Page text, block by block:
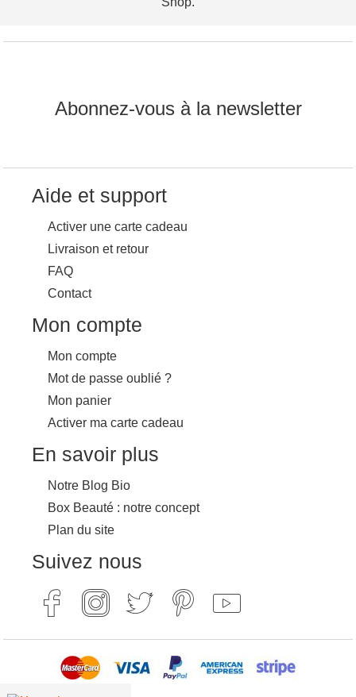
Abonnez-vous à la newsletter
Aide et support
Activer une carte cadeau
Livraison et retour
FAQ
Contact
Mon compte
Mon compte
Mot de passe oublié ?
Mon panier
Activer ma carte cadeau
En savoir plus
Notre Blog Bio
Box Beauté : notre concept
Plan du site
Suivez nous